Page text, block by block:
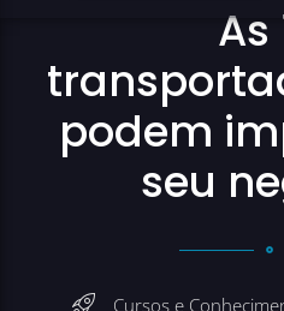
As
podem
seu
Cursos e